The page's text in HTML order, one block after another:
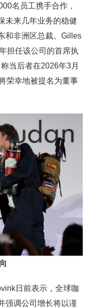
名员工携手合作，
未来几年业务的稳健
和非洲区总裁。Gilles
担任该公司的首席执
当后者在2026年3月
荣幸地被提名为董事
日前表示，全球咖
强调公司增长将以谨